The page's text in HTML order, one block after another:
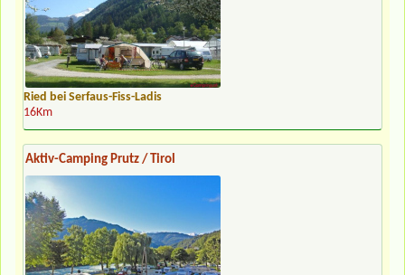
Ried bei Serfaus-Fiss-Ladis
16Km
Aktiv-Camping Prutz / Tirol